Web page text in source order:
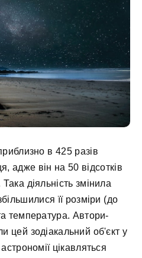
в 425 разів
адже він на 50 відсотків
діяльність змінила
її розміри (до
температура. Автори-
цей зодіакальний об'єкт у
цікавляться